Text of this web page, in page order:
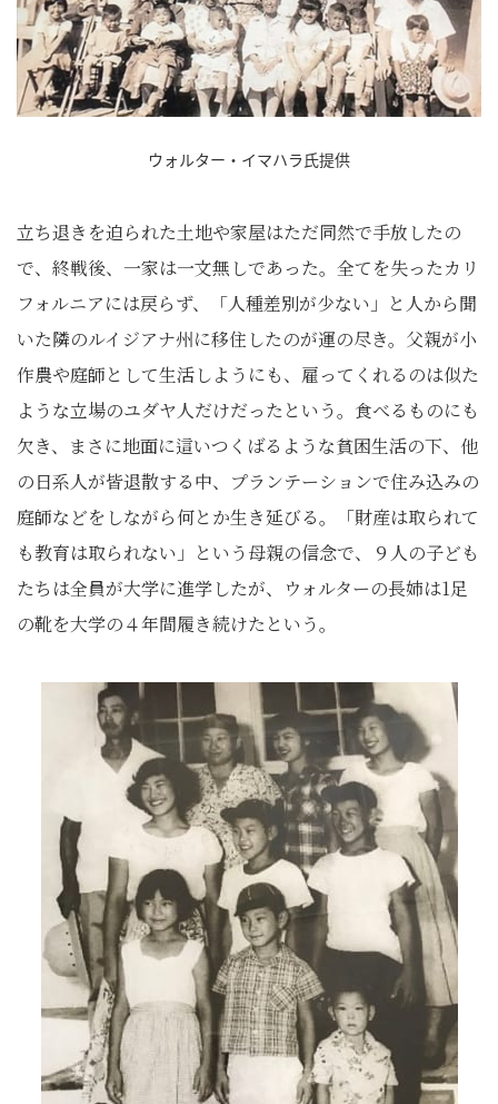
ウォルター・イマハラ氏提供
立ち退きを迫られた土地や家屋はただ同然で手放したの
で、終戦後、一家は一文無しであった。全てを失ったカリ
フォルニアには戻らず、「人種差別が少ない」と人から聞
いた隣のルイジアナ州に移住したのが運の尽き。父親が小
作農や庭師として生活しようにも、雇ってくれるのは似た
ような立場のユダヤ人だけだったという。食べるものにも
欠き、まさに地面に這いつくばるような貧困生活の下、他
の日系人が皆退散する中、プランテーションで住み込みの
庭師などをしながら何とか生き延びる。「財産は取られて
も教育は取られない」という母親の信念で、９人の子ども
たちは全員が大学に進学したが、ウォルターの長姉は1足
の靴を大学の４年間履き続けたという。